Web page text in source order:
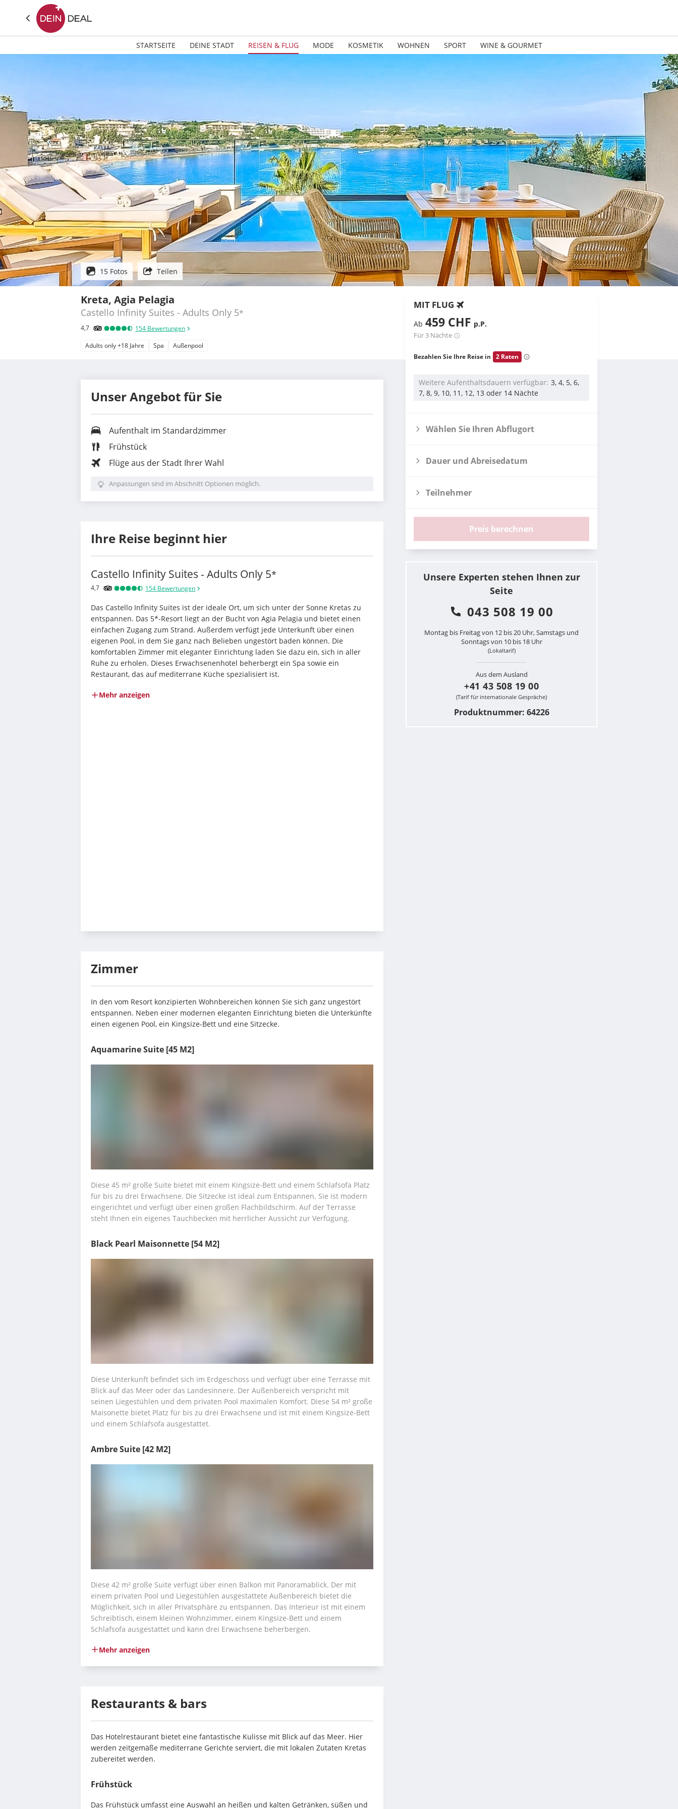
STARTSEITE DEINE STADT REISEN & FLUG MODE KOSMETIK WOHNEN SPORT WINE & GOURMET
15 Fotos Teilen
Kreta, Agia Pelagia
Castello Infinity Suites - Adults Only 5*
4,7 154 Bewertungen
Adults only +18 Jahre Spa Außenpool
MIT FLUG
Ab 459 CHF p.P.
Für 3 Nächte
Bezahlen Sie Ihre Reise in 2 Raten
Weitere Aufenthaltsdauern verfügbar 3, 4, 5, 6,
7, 8, 9, 10, 11, 12, 13 oder 14 Nächte
Wählen Sie Ihren Abflugort
Dauer und Abreisedatum
Teilnehmer
Preis berechnen
Unsere Experten stehen Ihnen zur
Seite
043 508 19 00
Montag bis Freitag von 12 bis 20 Uhr, Samstags und
Sonntags von 10 bis 18 Uhr
(Lokaltarif)
Aus dem Ausland
+41 43 508 19 00
(Tarif für internationale Gespräche)
Produktnummer: 64226
Unser Angebot für Sie
Aufenthalt im Standardzimmer
Frühstück
Flüge aus der Stadt Ihrer Wahl
Anpassungen sind im Abschnitt Optionen möglich.
Ihre Reise beginnt hier
Castello Infinity Suites - Adults Only 5*
4,7 154 Bewertungen
Das Castello Infinity Suites ist der ideale Ort, um sich unter der Sonne Kretas zu
entspannen. Das 5*-Resort liegt an der Bucht von Agia Pelagia und bietet einen
einfachen Zugang zum Strand. Außerdem verfügt jede Unterkunft über einen
eigenen Pool, in dem Sie ganz nach Belieben ungestört baden können. Die
komfortablen Zimmer mit eleganter Einrichtung laden Sie dazu ein, sich in aller
Ruhe zu erholen. Dieses Erwachsenenhotel beherbergt ein Spa sowie ein
Restaurant, das auf mediterrane Küche spezialisiert ist.
Mehr anzeigen
Zimmer
In den vom Resort konzipierten Wohnbereichen können Sie sich ganz ungestört
entspannen. Neben einer modernen eleganten Einrichtung bieten die Unterkünfte
einen eigenen Pool, ein Kingsize-Bett und eine Sitzecke.
Aquamarine Suite [45 M2]
Diese 45 m² große Suite bietet mit einem Kingsize-Bett und einem Schlafsofa Platz
für bis zu drei Erwachsene. Die Sitzecke ist ideal zum Entspannen. Sie ist modern
eingerichtet und verfügt über einen großen Flachbildschirm. Auf der Terrasse
steht Ihnen ein eigenes Tauchbecken mit herrlicher Aussicht zur Verfügung.
Black Pearl Maisonnette [54 M2]
Diese Unterkunft befindet sich im Erdgeschoss und verfügt über eine Terrasse mit
Blick auf das Meer oder das Landesinnere. Der Außenbereich verspricht mit
seinen Liegestühlen und dem privaten Pool maximalen Komfort. Diese 54 m² große
Maisonette bietet Platz für bis zu drei Erwachsene und ist mit einem Kingsize-Bett
und einem Schlafsofa ausgestattet.
Ambre Suite [42 M2]
Diese 42 m² große Suite verfügt über einen Balkon mit Panoramablick. Der mit
einem privaten Pool und Liegestühlen ausgestattete Außenbereich bietet die
Möglichkeit, sich in aller Privatsphäre zu entspannen. Das Interieur ist mit einem
Schreibtisch, einem kleinen Wohnzimmer, einem Kingsize-Bett und einem
Schlafsofa ausgestattet und kann drei Erwachsene beherbergen.
Mehr anzeigen
Restaurants & bars
Das Hotelrestaurant bietet eine fantastische Kulisse mit Blick auf das Meer. Hier
werden zeitgemäße mediterrane Gerichte serviert, die mit lokalen Zutaten Kretas
zubereitet werden.
Frühstück
Das Frühstück umfasst eine Auswahl an heißen und kalten Getränken, süßen und